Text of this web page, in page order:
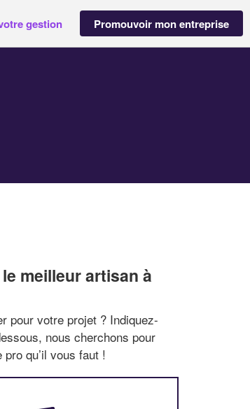
gestion Promouvoir mon entreprise
meilleur artisan à
pour votre projet ? Indiquez-
nous cherchons pour
qu’il vous faut !